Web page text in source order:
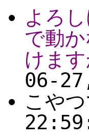
よろ
で動
けま
06-
こや